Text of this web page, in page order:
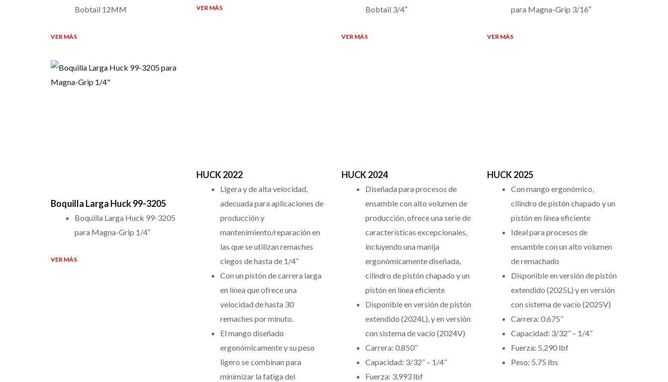
Bobtail 12MM
VER MÁS
VER MÁS
Bobtail 3/4″
VER MÁS
para Magna-Grip 3/16″
VER MÁS
Boquilla Larga Huck 99-3205
Boquilla Larga Huck 99-3205
para Magna-Grip 1/4″
VER MÁS
HUCK 2022
Ligera y de alta velocidad,
adecuada para aplicaciones de
producción y
mantenimiento/reparación en
las que se utilizan remaches
ciegos de hasta de 1/4’’
Con un pistón de carrera larga
en línea que ofrece una
velocidad de hasta 30
remaches por minuto.
El mango diseñado
ergonómicamente y su peso
ligero se combinan para
minimizar la fatiga del
HUCK 2024
Diseñada para procesos de
ensamble con alto volumen de
producción, ofrece una serie de
características excepcionales,
incluyendo una manija
ergonómicamente diseñada,
cilindro de pistón chapado y un
pistón en línea eficiente
Disponible en versión de pistón
extendido (2024L), y en versión
con sistema de vacío (2024V)
Carrera: 0.850’’
Capacidad: 3/32’’ – 1/4’’
Fuerza: 3,993 lbf
HUCK 2025
Con mango ergonómico,
cilindro de pistón chapado y un
pistón en línea eficiente
Ideal para procesos de
ensamble con un alto volumen
de remachado
Disponible en versión de pistón
extendido (2025L) y en versión
con sistema de vacío (2025V)
Carrera: 0.675’’
Capacidad: 3/32’’ – 1/4’’
Fuerza: 5,290 lbf
Peso: 5.75 lbs